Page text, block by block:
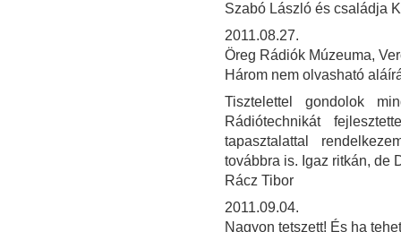
Szabó László és családja
2011.08.27.
Öreg Rádiók Múzeuma,
Három nem olvasható
Tisztelettel gondolok
Rádiótechnikát
tapasztalattal
továbbra is. Igaz ritkán, de
Rácz Tibor
2011.09.04.
Nagyon tetszett! És ha